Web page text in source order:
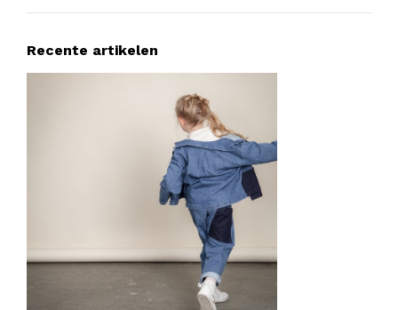
Recente artikelen